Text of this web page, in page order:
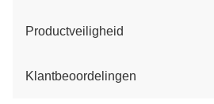
Productveiligheid
Klantbeoordelingen